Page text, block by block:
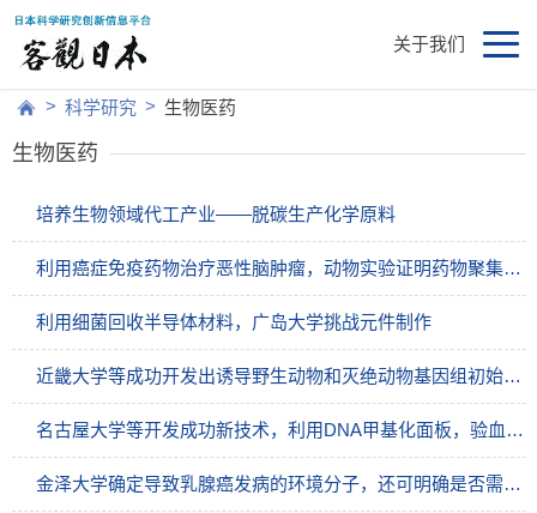
关于我们
> 科学研究 > 生物医药
生物医药
培养生物领域代工产业——脱碳生产化学原料
利用癌症免疫药物治疗恶性脑肿瘤，动物实验证明药物聚集到患处
利用细菌回收半导体材料，广岛大学挑战元件制作
近畿大学等成功开发出诱导野生动物和灭绝动物基因组初始化重编程技术
名古屋大学等开发成功新技术，利用DNA甲基化面板，验血诊断27种恶性肿瘤成为可能
金泽大学确定导致乳腺癌发病的环境分子，还可明确是否需要手术